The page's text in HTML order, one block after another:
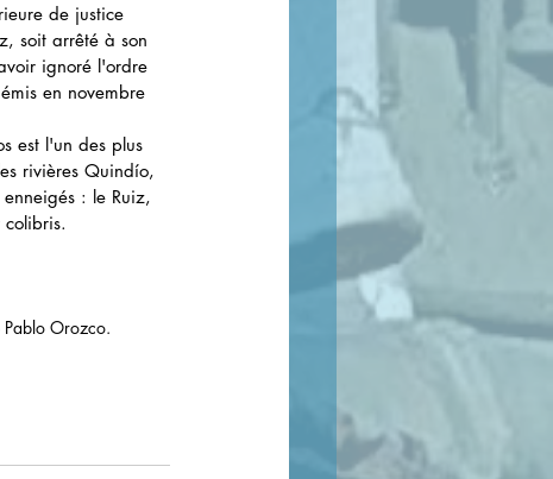
de justice
soit arrêté à son
ignoré l'ordre
en novembre
est l'un des plus
rivières Quindío,
: le Ruiz,
Pablo Orozco.